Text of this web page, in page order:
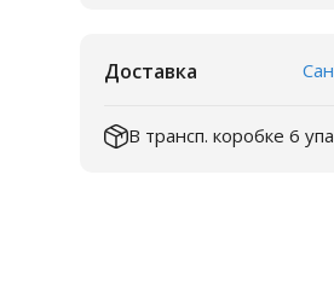
Доставка
В трансп. коробке 6